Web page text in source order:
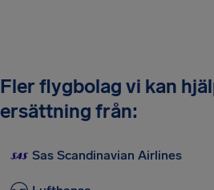
Fler flygbolag vi kan
ersättning från:
Sas Scandinavian Airlines